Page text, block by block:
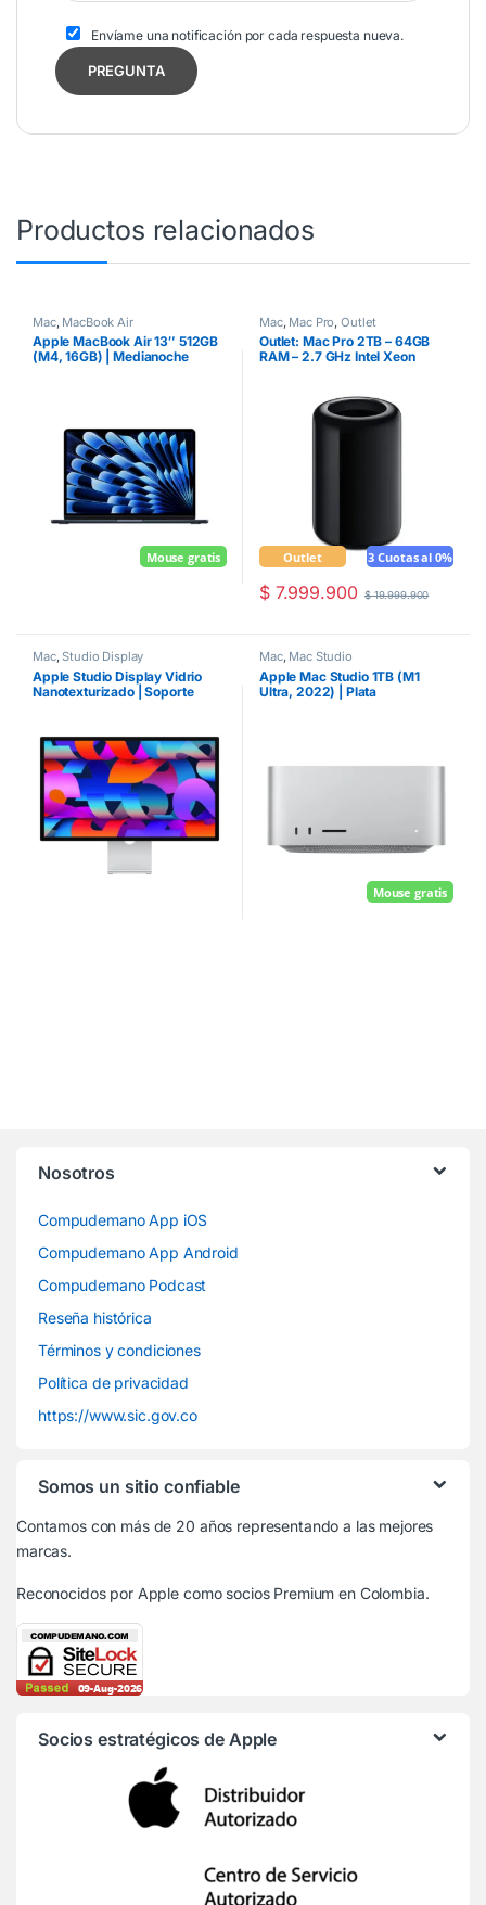
Envíame una notificación por cada respuesta nueva.
Productos relacionados
Mac, MacBook Air
Apple MacBook Air 13″ 512GB
(M4, 16GB) | Medianoche
Mouse gratis
Mac, Mac Pro,Outlet
Outlet: Mac Pro 2TB – 64GB
RAM – 2.7 GHz Intel Xeon
Outlet Mouse gratis
3 Cuotas al 0%
$7.999.900 $19.999.900
Mac,Studio Display
Apple Studio Display Vidrio
Nanotexturizado | Soporte
Mac, Mac Studio
Apple Mac Studio 1TB (M1
Ultra, 2022) | Plata
Mouse gratis
Nosotros
Compudemano App iOS
Compudemano App Android
Compudemano Podcast
Reseña histórica
Términos y condiciones
Política de privacidad
https://www.sic.gov.co
Somos un sitio confiable
Contamos con más de 20 años representando a las mejores
marcas.
Reconocidos por Apple como socios Premium en Colombia.
Socios estratégicos de Apple